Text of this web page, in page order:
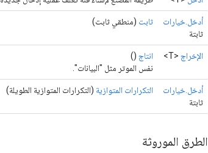
أدخل.خيارات
ثابتة
ثابت (منطقي ثابت)
الإخراج <T> انتاج ()
نفس الموتر مثل "البيانات".
أدخل.خيارات
ثابتة
التكرارات المتوازية (التكرارات المتوازية الطويلة)
الطرق الموروثة